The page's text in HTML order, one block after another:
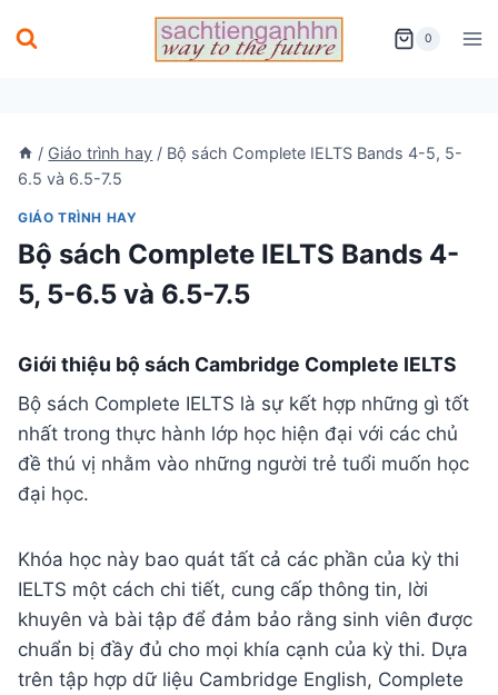
to
0
/ Giáo trình hay / Bộ sách Complete IELTS Bands 4-5, 5-
6.5 và 6.5-7.5
GIÁO TRÌNH HAY
Bộ sách Complete IELTS Bands 4-
5, 5-6.5 và 6.5-7.5
Giới thiệu bộ sách Cambridge Complete IELTS
Bộ sách Complete IELTS là sự kết hợp những gì tốt
nhất trong thực hành lớp học hiện đại với các chủ
đề thú vị nhằm vào những người trẻ tuổi muốn học
đại học.
Khóa học này bao quát tất cả các phần của kỳ thi
IELTS một cách chi tiết, cung cấp thông tin, lời
khuyên và bài tập để đảm bảo rằng sinh viên được
chuẩn bị đầy đủ cho mọi khía cạnh của kỳ thi. Dựa
trên tập hợp dữ liệu Cambridge English, Complete